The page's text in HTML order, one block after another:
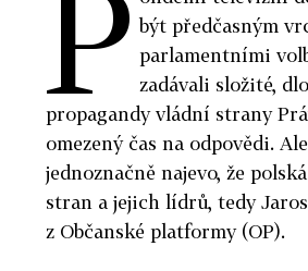
P být předčasným
parlamentními
zadávali složité,
propagandy vládní strany
omezený čas na odpovědi.
jednoznačně najevo, že
stran a jejich lídrů, tedy
z Občanské platformy (OP).